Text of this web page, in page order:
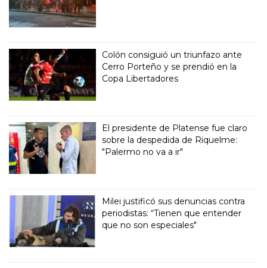
Colón consiguió un triunfazo ante
Cerro Porteño y se prendió en la
Copa Libertadores
El presidente de Platense fue claro
sobre la despedida de Riquelme:
"Palermo no va a ir"
Milei justificó sus denuncias contra
periodistas: “Tienen que entender
que no son especiales"